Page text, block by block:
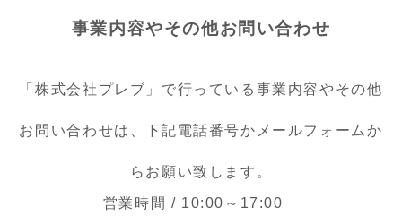
e
b
o
o
k
n
a
l
事業内容やその他お問い合わせ
「株式会社プレブ」で行っている事業内容やその他
お問い合わせは、下記電話番号かメールフォームか
らお願い致します。
営業時間 / 10:00～17:00